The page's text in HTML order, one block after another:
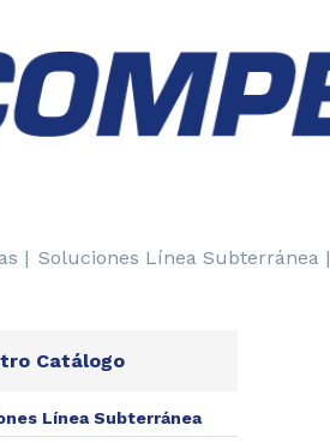
| Soluciones Línea Subterránea |
Catálogo
Línea Subterránea